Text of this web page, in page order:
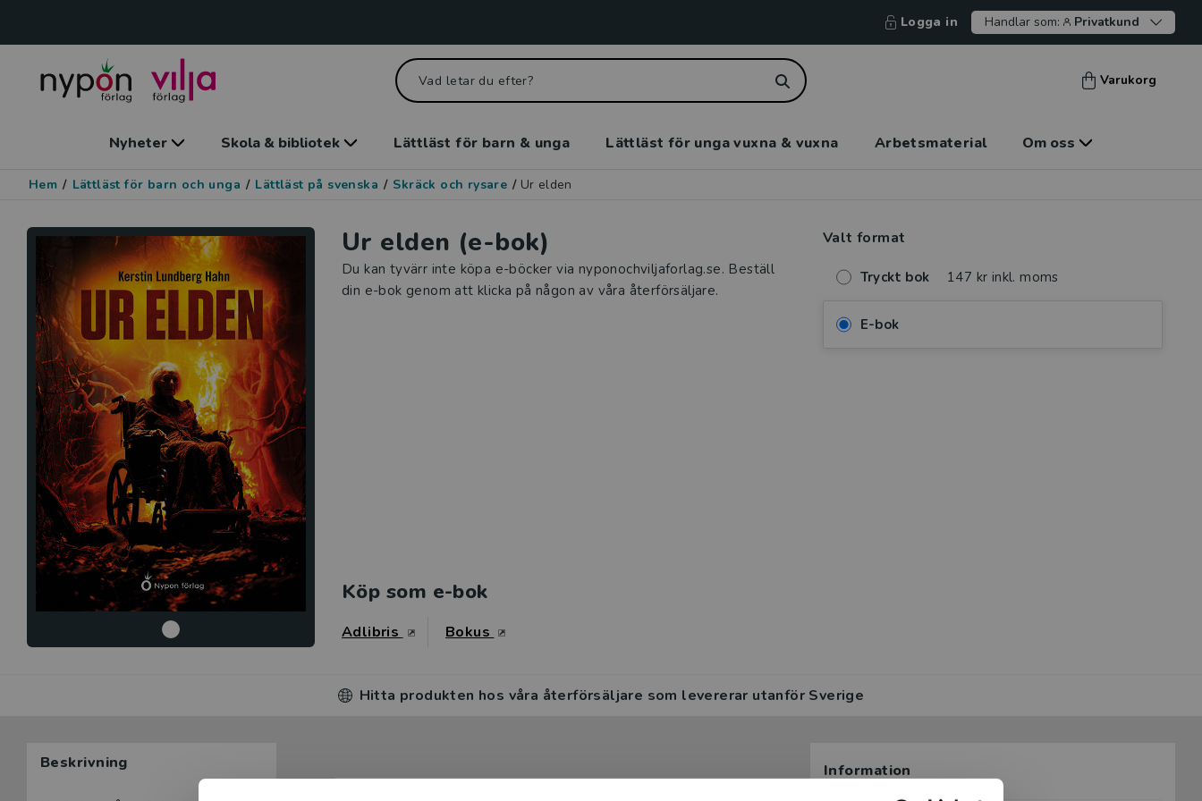
Logga in Handlar som: Privatkund
Varukorg
Nyheter Skola & bibliotek Lättläst för barn & unga Lättläst för unga vuxna & vuxna Arbetsmaterial Om oss
Hem / Lättläst för barn och unga / Lättläst på svenska / Skräck och rysare / Ur elden
Ur elden (e-bok)
Du kan tyvärr inte köpa e-böcker via nyponochviljaforlag.se. Beställ
din e-bok genom att klicka på någon av våra återförsäljare.
Köp som e-bok
Adlibris Bokus
Valt format
Tryckt bok 147 kr inkl. moms
E-bok
Hitta produkten hos våra återförsäljare som levererar utanför Sverige
Beskrivning Information